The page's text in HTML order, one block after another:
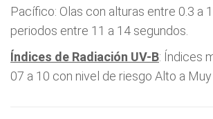
Pacífico: Olas con alturas entre 0.3 a
periodos entre 11 a 14 segundos.
Índices de Radiación UV-B: Índices
07 a 10 con nivel de riesgo Alto a Muy